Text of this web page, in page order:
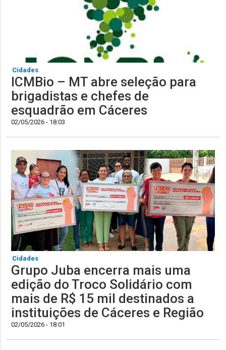
Cidades
ICMBio – MT abre seleção para
brigadistas e chefes de
esquadrão em Cáceres
02/05/2026 - 18:03
Cidades
Grupo Juba encerra mais uma
edição do Troco Solidário com
mais de R$ 15 mil destinados a
instituições de Cáceres e Região
02/05/2026 - 18:01